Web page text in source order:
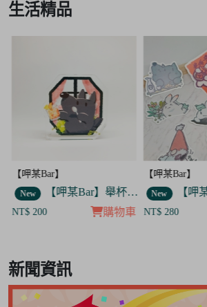
3
生活精品
【呷某Bar】
New 【呷某Bar】小貼紙 7入套組
NT$ 280 購物車
【晴天咖啡館】
New
NT$ 400
of
8
新聞資訊